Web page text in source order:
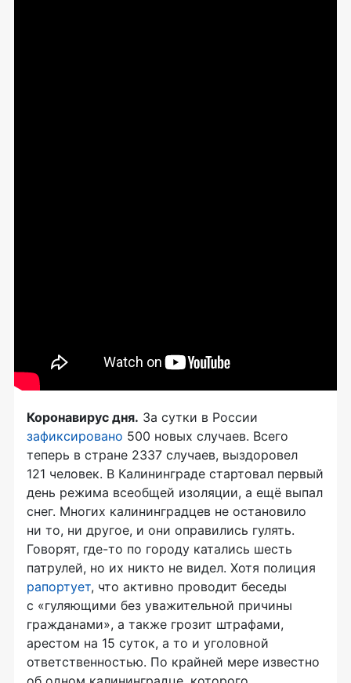
Коронавирус дня. За сутки в России
зафиксировано 500 новых случаев. Всего
теперь в стране 2337 случаев, выздоровел
121 человек. В Калининграде стартовал первый
день режима всеобщей изоляции, а ещё выпал
снег. Многих калининградцев не остановило
ни то, ни другое, и они оправились гулять.
Говорят, где-то по городу катались шесть
патрулей, но их никто не видел. Хотя полиция
рапортует, что активно проводит беседы
с «гуляющими без уважительной причины
гражданами», а также грозит штрафами,
арестом на 15 суток, а то и уголовной
ответственностью. По крайней мере известно